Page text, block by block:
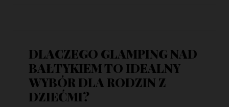
DLACZEGO GLAMPING NAD
BAŁTYKIEM TO IDEALNY
WYBÓR DLA RODZIN Z
DZIEĆMI?